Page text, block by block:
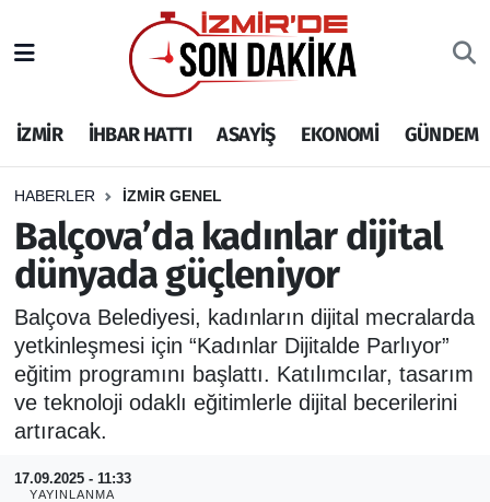
İZMİR İHBAR HATTI ASAYİŞ EKONOMİ GÜNDEM
HABERLER İZMİR GENEL
Balçova’da kadınlar dijital
dünyada güçleniyor
Balçova Belediyesi, kadınların dijital mecralarda
yetkinleşmesi için “Kadınlar Dijitalde Parlıyor”
eğitim programını başlattı. Katılımcılar, tasarım
ve teknoloji odaklı eğitimlerle dijital becerilerini
artıracak.
17.09.2025 - 11:33
YAYINLANMA
İHBAR HATTI
DEPREM
GENEL
EKONOMİ
SİYASET
SPOR
ASAYİŞ
İzmir Nöbetçi Eczaneler
İzmir Hava Durumu
İzmir Namaz Vakitleri
İzmir Trafik Yoğunluk Haritası
Puan Durumu ve Fikstür
Tüm Manşetler
Son Dakika Haberleri
Haber Arşivi